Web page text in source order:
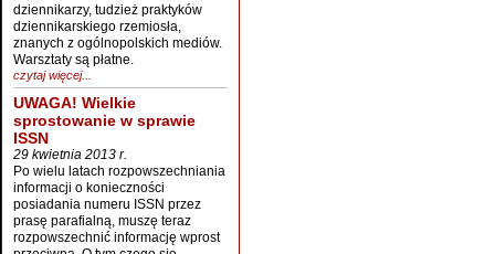
dziennikarzy, tudzież praktyków
dziennikarskiego rzemiosła,
znanych z ogólnopolskich mediów.
Warsztaty są płatne.
czytaj więcej...
UWAGA! Wielkie
sprostowanie w sprawie
ISSN
29 kwietnia 2013 r.
Po wielu latach rozpowszechniania
informacji o konieczności
posiadania numeru ISSN przez
prasę parafialną, muszę teraz
rozpowszechnić informację wprost